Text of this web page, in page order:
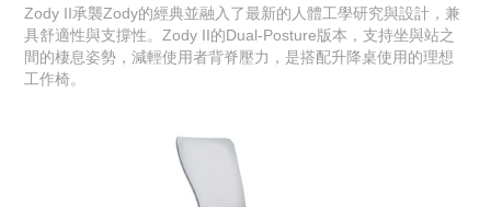
Zody II承襲Zody的經典並融入了最新的人體工學研究與設計，兼
具舒適性與支撐性。Zody II的Dual-Posture版本，支持坐與站之
間的棲息姿勢，減輕使用者背脊壓力，是搭配升降桌使用的理想
工作椅。